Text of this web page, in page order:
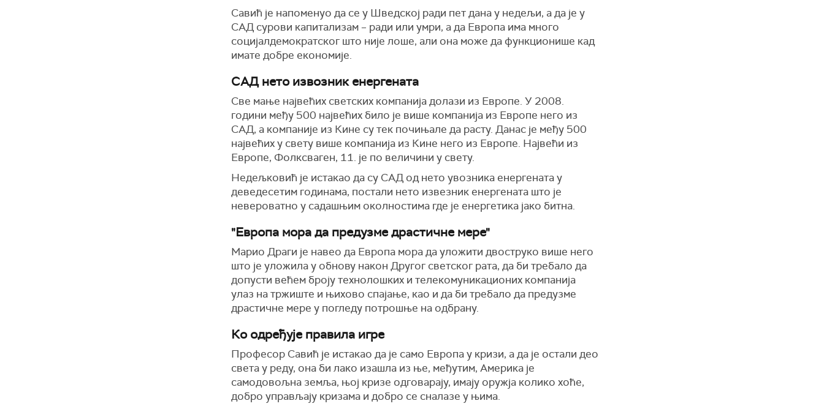
Савић је напоменуо да се у Шведској ради пет дана у недељи, а да је у
САД сурови капитализам – ради или умри, а да Европа има много
социјалдемократског што није лоше, али она може да функционише кад
имате добре економије.
САД нето извозник енергената
Све мање највећих светских компанија долази из Европе. У 2008.
години међу 500 највећих било је више компанија из Европе него из
САД, а компаније из Кине су тек почињале да расту. Данас је међу 500
највећих у свету више компанија из Кине него из Европе. Највећи из
Европе, Фолксваген, 11. је по величини у свету.
Недељковић је истакао да су САД од нето увозника енергената у
деведесетим годинама, постали нето извезник енергената што је
невероватно у садашњим околностима где је енергетика јако битна.
"Европа мора да предузме драстичне мере"
Марио Драги је навео да Европа мора да уложити двоструко више него
што је уложила у обнову након Другог светског рата, да би требало да
допусти већем броју технолошких и телекомуникационих компанија
улаз на тржиште и њихово спајање, као и да би требало да предузме
драстичне мере у погледу потрошње на одбрану.
Ко одређује правила игре
Професор Савић је истакао да је само Европа у кризи, а да је остали део
света у реду, она би лако изашла из ње, међутим, Америка је
самодовољна земља, њој кризе одговарају, имају оружја колико хоће,
добро управљају кризама и добро се сналазе у њима.